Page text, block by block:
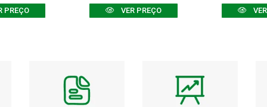
PREÇO VER PREÇO